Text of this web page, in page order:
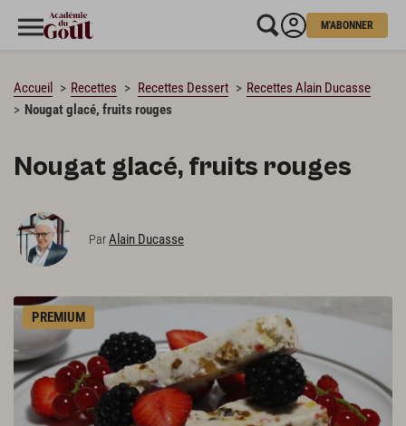
M'ABONNER
Accueil Recettes Recettes Dessert
Recettes Alain Ducasse
Nougat glacé, fruits rouges
Nougat glacé, fruits rouges
ParAlain Ducasse
PREMIUM
CHARGEMENT…